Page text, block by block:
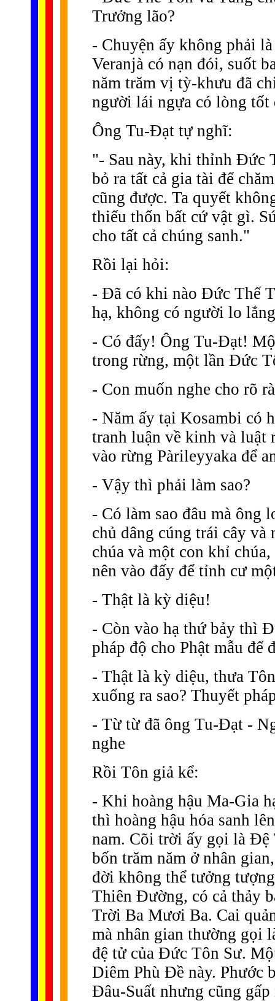
Trưởng lão?
- Chuyện ấy không phải
Veranjà có nạn đói, suốt
năm trăm vị tỳ-khưu đã
người lái ngựa có lòng tốt
Ông Tu-Ðạt tự nghĩ:
"- Sau này, khi thỉnh Ðức
bỏ ra tất cả gia tài để
cũng được. Ta quyết
thiếu thốn bất cứ vật gì.
cho tất cả chúng sanh."
Rồi lại hỏi:
- Ðã có khi nào Ðức Thế
hạ, không có người lo
- Có đấy! Ông Tu-Ðạt!
trong rừng, một lần Ðức
- Con muốn nghe cho rõ
- Năm ấy tại Kosambi có
tranh luận về kinh và luật
vào rừng Pàrileyyaka để
- Vậy thì phải làm sao?
- Có làm sao đâu mà
chủ dâng cúng trái cây
chúa và một con khỉ
nên vào đấy để tỉnh cư
- Thật là kỳ diệu!
- Còn vào hạ thứ bảy thì
pháp độ cho Phật mẫu để
- Thật là kỳ diệu, thưa
xuống ra sao? Thuyết
- Từ từ đã ông Tu-Ðạt -
nghe
Rồi Tôn giả kể:
- Khi hoàng hậu Ma-Gia
thì hoàng hậu hóa sanh
nam. Cõi trời ấy gọi là
bốn trăm năm ở nhân
đời không thể tưởng
Thiên Ðường, có cả thảy
Trời Ba Mươi Ba. Cai
mà nhân gian thường gọi
đệ tử của Ðức Tôn Sư.
Diêm Phù Ðề này. Phước
Ðâu-Suất nhưng cũng